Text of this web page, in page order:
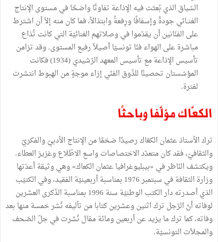
السّياق الذي بُعثت فيه الإذاعة تفاوتًا واضحًا في مستوى الإنتاج
الغنــائي جودةً وإسفافًا ورِفعةً وابتذالاً، فما كان منه إلاّ أن اشترط
على الفنّانين أن يقدّموا في وصلاتهم الغنائيّة التي كانت تُذاع
مباشرة على الهواء فنّا تونسيّا أصيلاً رفيع المستوى. وقد تزامن
تأسيس الإذاعة مع تأسيس المعهد الرّشيدي (1934) فكانت
المؤسّستان تحصينًا للذّوق الفنّي إزاء موجةٍ من الهبوط انتشرت
لفترة.
الكعّاك مؤلّفا وباحثًا
ترك الأستاذ عثمان الكعّاك رصيدًا ضخمًا من الإنتاج الأدبيّ والفكريّ
والثقافيّ، فقد كان متعدّد الاختصاصات واسع الاطّلاع وغزيرَ العطاء.
ويكتشف النّاظر في «بيبليوغرافيا عثمان الكعاك» وهي وثيقة أعدّتها
وزارة الثقافة في سبتمبر 1976 بمناسبة أربعينيّة الفقيد، وفي الكتيّب
الذي أصدرته دار الكتب الوطنيّة سنة 1996 بمناسبة الذّكرى العشرين
لوفاته أنّ الرّجل ترك اثنين وعشرين كتابا من تأليفه نُشر خمسة منها بعد
وفاته، كما ترك ما يزيد عن أربعين ومائة مقال نُشرت في جلّ الصّحف
والمجلاّت التونسيّة.